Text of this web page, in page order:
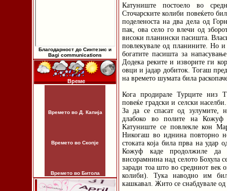
Благодарност до Синтезис и
Bagi communications
Време
Времето во Д. Капија
Времето во Скопје
Времето во Битола
Катуниште постоело во
Сточарските колиби повеќето
поделеноста на два дела од
пак, ова село го влечи од
високи планински пасишта.
повлекувале од планините. Но и
богатите пасишта за
Додека реките и изворите ги
овци и јадар добиток. Тогаш
на времето шумата била
Кога продирале Турците низ
повеќе градски и селски
За да се спасат од зулумите,
длабоко во полите на Кожуф
Катуниште се повлекле кон
Никогаш во иднина повторно
стоката која била прва на удар
Кожуф каде продолжиле да
висорамнина над селото Бохула
заради тоа што во средниот век
колиби). Тука наводно им
кашкавал. Жито се снабдувале